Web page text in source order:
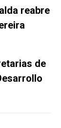
reabre
de